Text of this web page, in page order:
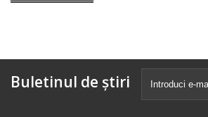
Buletinul de știri